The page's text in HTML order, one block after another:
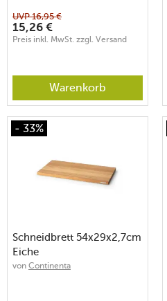
UVP16,95 €
15,26 €
Preis inkl. MwSt. zzgl. Versand
Warenkorb
- 33%
Schneidbrett 54x29x2,7cm
Eiche
von Continenta